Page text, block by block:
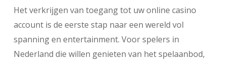
Het verkrijgen van toegang tot uw online casino
account is de eerste stap naar een wereld vol
spanning en entertainment. Voor spelers in
Nederland die willen genieten van het spelaanbod,